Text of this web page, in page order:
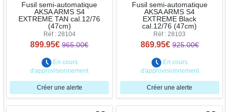
Fusil semi-automatique
AKSA ARMS S4
EXTREME TAN cal.12/76
(47cm)
Réf : 28104
899.95€ 965.00€
En cours
d'approvisionnement
Créer une alerte
Fusil semi-automatique
AKSA ARMS S4
EXTREME Black
cal.12/76 (47cm)
Réf : 28103
869.95€ 925.00€
En cours
d'approvisionnement
Créer une alerte